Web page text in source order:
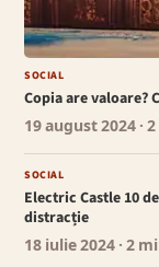
SOCIAL
Copia are valoare?
19 august 2024 ·
SOCIAL
Electric Castle 10
distracție
18 iulie 2024 · 2